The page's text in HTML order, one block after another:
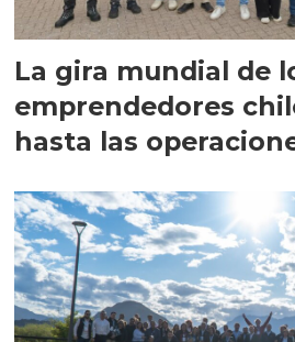
La gira mundial de
emprendedores
hasta las